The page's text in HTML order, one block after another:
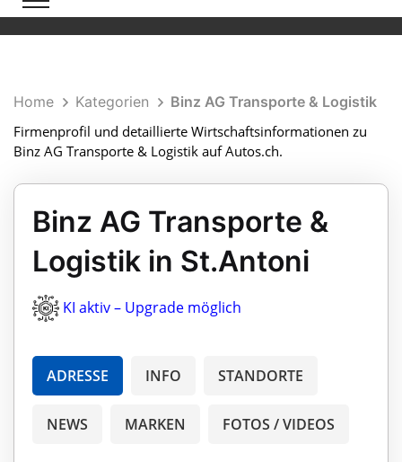
Home Kategorien
Binz AG Transporte & Logistik
Firmenprofil und detaillierte Wirtschaftsinformationen zu
Binz AG Transporte & Logistik auf Autos.ch.
Binz AG Transporte &
Logistik in St.Antoni
KI aktiv – Upgrade möglich
ADRESSE INFO STANDORTE
NEWS MARKEN FOTOS / VIDEOS